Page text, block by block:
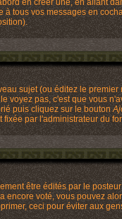
en créer une, en allant
tous vos messages en
sujet (ou éditez le
voyez pas, c'est que vous
puis cliquez sur le bouton
par l'administrateur du
être édités par le
voté, vous pouvez
ceci pour éviter aux